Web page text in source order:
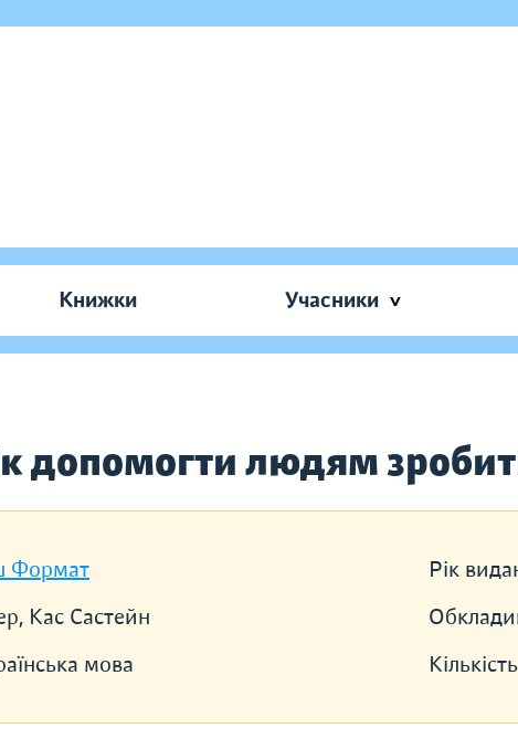
Книжки Учасники
допомогти людям
Формат
Кас Састейн
мова
Рік